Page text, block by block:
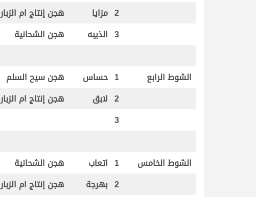
2 مزايا هجن إنتاج ام الزبار
3 الذيبه هجن الشحانية
الشوط الرابع 1 حساس هجن سيح السلم
2 لابق هجن إنتاج ام الزبار
3
الشوط الخامس 1 اتعاب هجن الشحانية
2 بهرجة هجن إنتاج ام الزبار